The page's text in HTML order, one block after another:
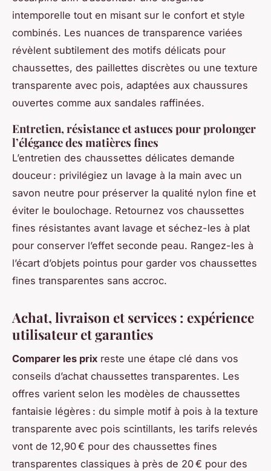
intemporelle tout en misant sur le confort et style
combinés. Les nuances de transparence variées
révèlent subtilement des motifs délicats pour
chaussettes, des paillettes discrètes ou une texture
transparente avec pois, adaptées aux chaussures
ouvertes comme aux sandales raffinées.
Entretien, résistance et astuces pour prolonger
l’élégance des matières fines
L’entretien des chaussettes délicates demande
douceur : privilégiez un lavage à la main avec un
savon neutre pour préserver la qualité nylon fine et
éviter le boulochage. Retournez vos chaussettes
fines résistantes avant lavage et séchez-les à plat
pour conserver l’effet seconde peau. Rangez-les à
l’écart d’objets pointus pour garder vos chaussettes
fines transparentes sans accroc.
Achat, livraison et services : expérience
utilisateur et garanties
Comparer les prix reste une étape clé dans vos
conseils d’achat chaussettes transparentes. Les
offres varient selon les modèles de chaussettes
fantaisie légères : du simple motif à pois à la texture
transparente avec pois scintillants, les tarifs relevés
vont de 12,90 € pour des chaussettes fines
transparentes classiques à près de 20 € pour des